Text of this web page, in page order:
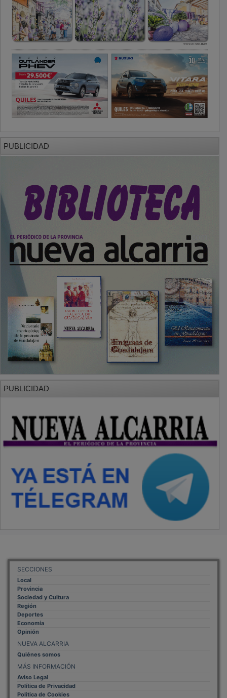
PUBLICIDAD
PUBLICIDAD
SECCIONES
Local
Provincia
Sociedad y Cultura
Región
Deportes
Economía
Opinión
NUEVA ALCARRIA
Quiénes somos
MÁS INFORMACIÓN
Aviso Legal
Política de Privacidad
Politica de Cookies